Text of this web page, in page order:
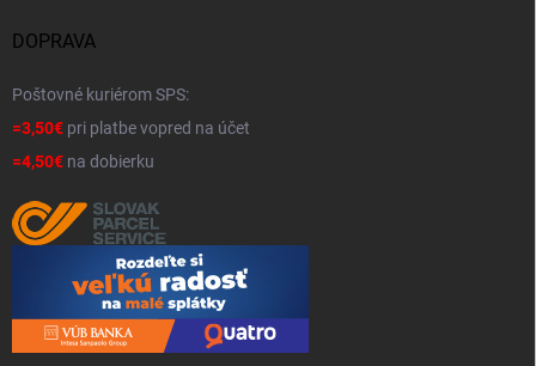
DOPRAVA
Poštovné kuriérom SPS:
=3,50€ pri platbe vopred na účet
=4,50€ na dobierku